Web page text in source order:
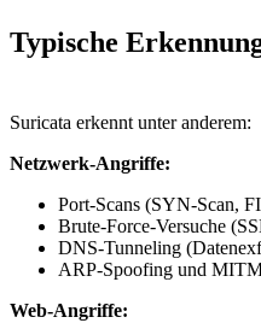
Typische
Suricata erkennt unter anderem:
Netzwerk-Angriffe:
Port-Scans (SYN-Scan,
Brute-Force-Versuche
DNS-Tunneling
ARP-Spoofing und
Web-Angriffe: